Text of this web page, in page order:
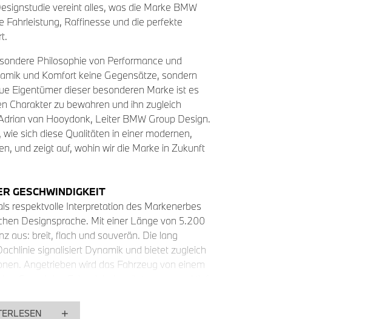
vereint alles, was die Marke BMW
Raffinesse und die perfekte
Philosophie von Performance und
und Komfort keine Gegensätze, sondern
Eigentümer dieser besonderen Marke ist es
Charakter zu bewahren und ihn zugleich
van Hooydonk, Leiter BMW Group Design.
sich diese Qualitäten in einer modernen,
und zeigt auf, wohin wir die Marke in Zukunft
GESCHWINDIGKEIT
respektvolle Interpretation des Markenerbes
Designsprache. Mit einer Länge von 5.200
aus: breit, flach und souverän. Die lang
signalisiert Dynamik und bietet zugleich
Angetrieben wird das Fahrzeug von einem